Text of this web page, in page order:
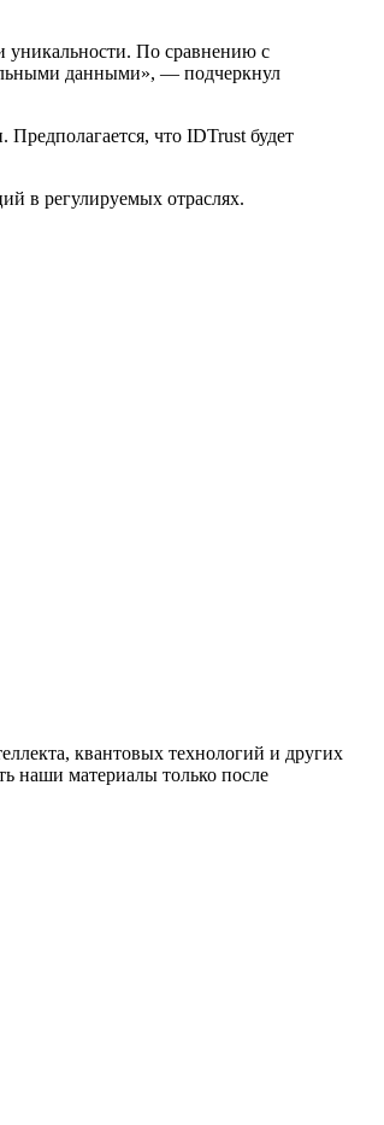
уникальности. По сравнению с
данными», — подчеркнул
что IDTrust будет
в регулируемых отраслях.
квантовых технологий и других
наши материалы только после